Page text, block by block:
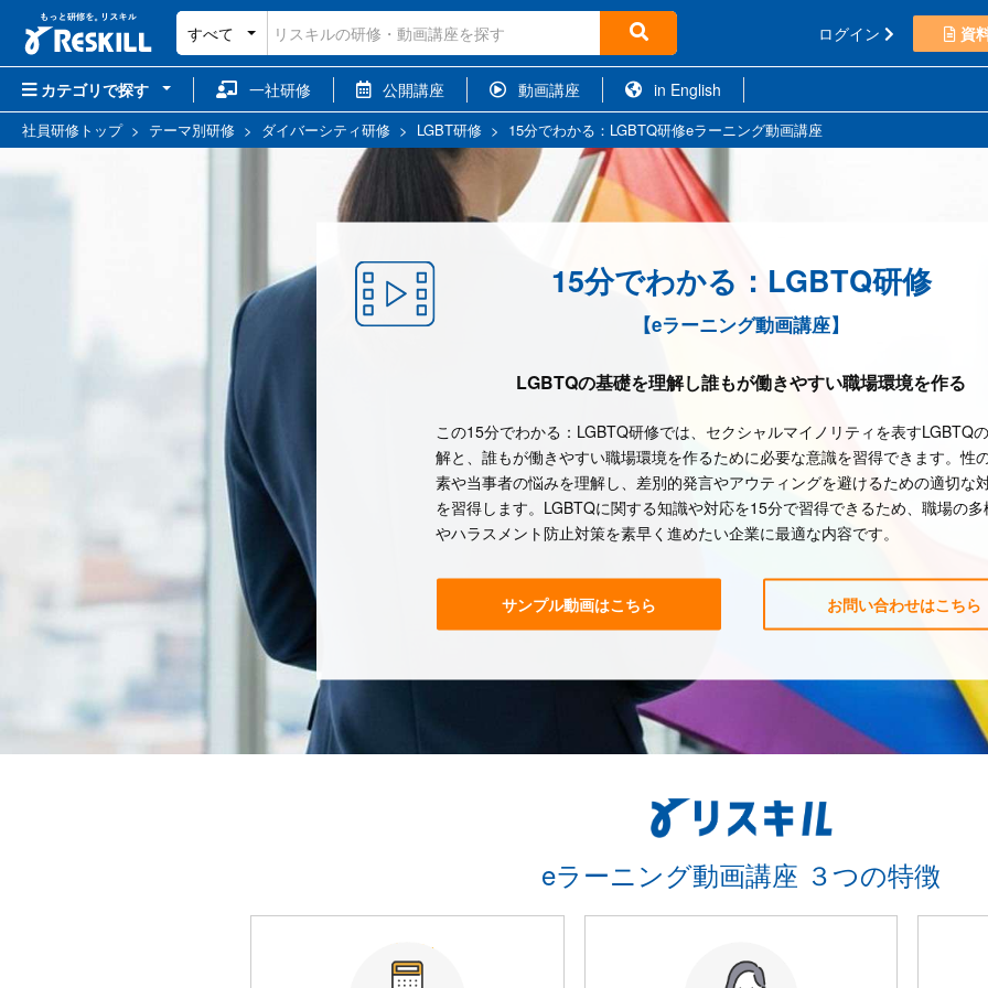
すべて ログイン 資
カテゴリで探す 一社研修 公開講座 動画講座 in English
社員研修トップ> テーマ別研修 > ダイバーシティ研修 > LGBT研修 > 15分でわかる：LGBTQ研修eラーニング動画講座
15分でわかる：LGBTQ研修
【eラーニング動画講座】
LGBTQの基礎を理解し誰もが働きやすい職場環境を作る
この15分でわかる：LGBTQ研修では、セクシャルマイノリティを表すLGBTQ
解と、誰もが働きやすい職場環境を作るために必要な意識を習得できます。性
素や当事者の悩みを理解し、差別的発言やアウティングを避けるための適切な
を習得します。LGBTQに関する知識や対応を15分で習得できるため、職場の
やハラスメント防止対策を素早く進めたい企業に最適な内容です。
サンプル動画はこちら お問い合わせはこちら
eラーニング動画講座 ３つの特徴